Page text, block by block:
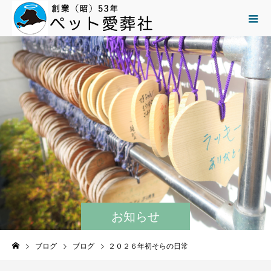
お知らせ
ブログ ブログ ２０２６年初そらの日常